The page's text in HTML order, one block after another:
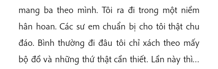
mang ba theo mình. Tôi ra đi trong một niềm
hân hoan. Các sư em chuẩn bị cho tôi thật chu
đáo. Bình thường đi đâu tôi chỉ xách theo mấy
bộ đồ và những thứ thật cần thiết. Lần này thì…